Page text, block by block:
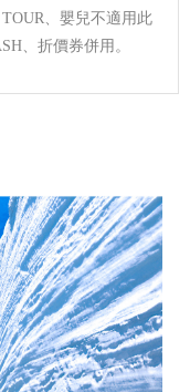
、嬰兒不適用此
、折價券併用。